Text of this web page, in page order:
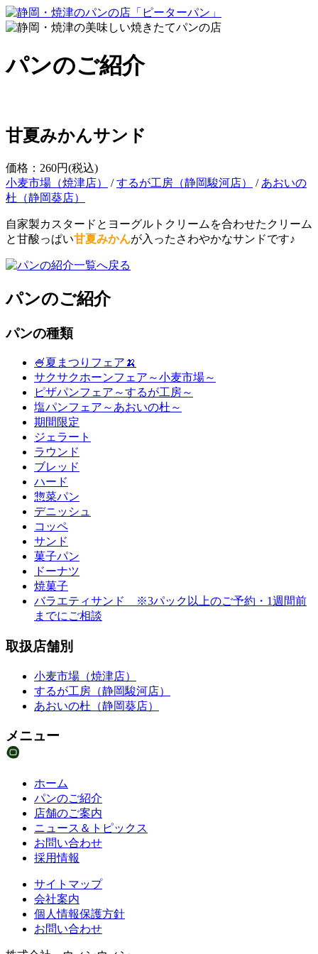
パンのご紹介
甘夏みかんサンド
価格：260円(税込)
小麦市場（焼津店）
/するが工房（静岡駿河店） / あおいの
杜（静岡葵店）
自家製カスタードとヨーグルトクリームを合わせたクリーム
と甘酸っぱい甘夏みかんが入ったさわやかなサンドです♪
パンのご紹介
パンの種類
🍧夏まつりフェア🍌
サクサクホーンフェア～小麦市場～
ピザパンフェア～するが工房～
塩パンフェア～あおいの杜～
期間限定
ジェラート
ラウンド
ブレッド
ハード
惣菜パン
デニッシュ
コッペ
サンド
菓子パン
ドーナツ
焼菓子
バラエティサンド ※3パック以上のご予約・1週間前
までにご相談
取扱店舗別
小麦市場（焼津店）
するが工房（静岡駿河店）
あおいの杜（静岡葵店）
メニュー
ホーム
パンのご紹介
店舗のご案内
ニュース＆トピックス
お問い合わせ
採用情報
サイトマップ
会社案内
個人情報保護方針
お問い合わせ